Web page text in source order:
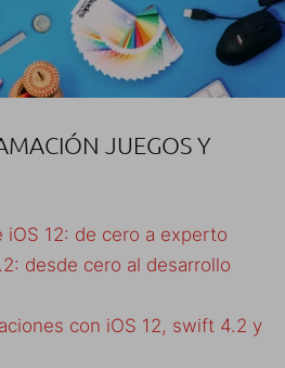
JUEGOS Y
12: de cero a experto
desde cero al desarrollo
con iOS 12, swift 4.2 y